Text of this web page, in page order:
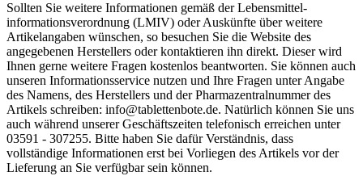
Sollten Sie weitere Informationen gemäß der Lebensmittel­
informations­verordnung (LMIV) oder Auskünfte über weitere
Artikelangaben wünschen, so besuchen Sie die Website des
angegebenen Herstellers oder kontaktieren ihn direkt. Dieser wird
Ihnen gerne weitere Fragen kostenlos beantworten. Sie können auch
unseren Informationsservice nutzen und Ihre Fragen unter Angabe
des Namens, des Herstellers und der Pharmazentralnummer des
Artikels schreiben: info@tablettenbote.de. Natürlich können Sie uns
auch während unserer Geschäftszeiten telefonisch erreichen unter
03591 - 307255. Bitte haben Sie dafür Verständnis, dass
vollständige Informationen erst bei Vorliegen des Artikels vor der
Lieferung an Sie verfügbar sein können.